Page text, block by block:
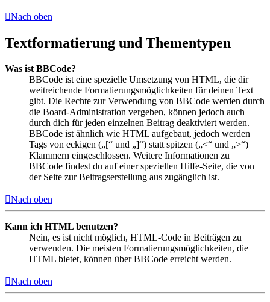
Nach oben
Textformatierung und Thementypen
Was ist BBCode?
BBCode ist eine spezielle Umsetzung von HTML, die dir
weitreichende Formatierungsmöglichkeiten für deinen Text
gibt. Die Rechte zur Verwendung von BBCode werden durch
die Board-Administration vergeben, können jedoch auch
durch dich für jeden einzelnen Beitrag deaktiviert werden.
BBCode ist ähnlich wie HTML aufgebaut, jedoch werden
Tags von eckigen („[“ und „]“) statt spitzen („<“ und „>“)
Klammern eingeschlossen. Weitere Informationen zu
BBCode findest du auf einer speziellen Hilfe-Seite, die von
der Seite zur Beitragserstellung aus zugänglich ist.
Nach oben
Kann ich HTML benutzen?
Nein, es ist nicht möglich, HTML-Code in Beiträgen zu
verwenden. Die meisten Formatierungsmöglichkeiten, die
HTML bietet, können über BBCode erreicht werden.
Nach oben